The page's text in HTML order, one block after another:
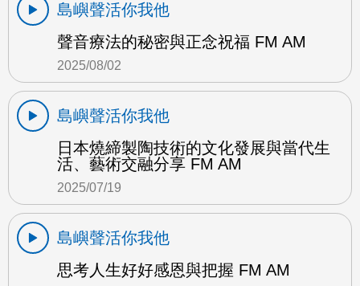
島嶼聲活你我他
聲音療法的秘密與正念祝福 FM AM
2025/08/02
島嶼聲活你我他
日本燒締製陶技術的文化發展與當代生
活、藝術交融分享 FM AM
2025/07/19
島嶼聲活你我他
思考人生好好感恩與把握 FM AM